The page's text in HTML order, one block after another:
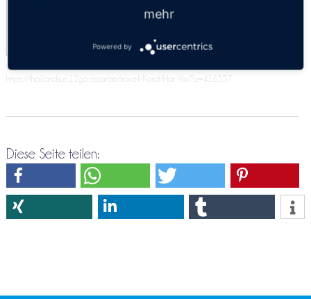
https://thailandsun.12go.asia/de/travel/Korat/Hat Yai/?z=416557
Diese Seite teilen:
mehr
Powered by